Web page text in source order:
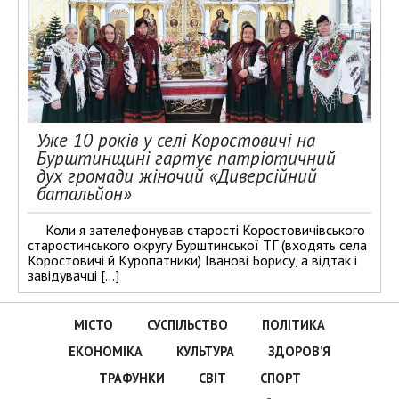
Уже 10 років у селі Коростовичі на
Бурштинщині гартує патріотичний
дух громади жіночий «Диверсійний
батальйон»
Коли я зателефонував старості Коростовичівського
старостинського округу Бурштинської ТГ (входять села
Коростовичі й Куропатники) Іванові Борису, а відтак і
завідувачці […]
МІСТО СУСПІЛЬСТВО
ПОЛІТИКА
ЕКОНОМІКА
КУЛЬТУРА
ЗДОРОВ’Я
ТРАФУНКИ
СВІТ
СПОРТ